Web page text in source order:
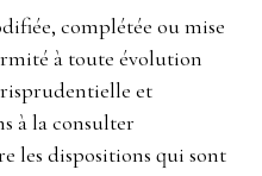
complétée ou mise
à toute évolution
et
à la consulter
les dispositions qui sont